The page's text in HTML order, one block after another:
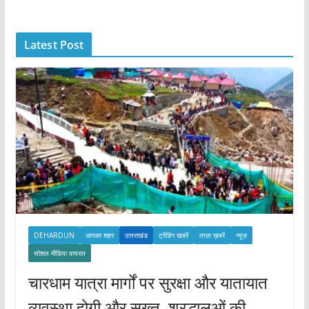
e
s
Latest Post
DEHARDUN आपका शहर उत्तराखंड ट्रेंडिंग खबरें ताज़ा ख़बरें
न्यूज़
सोशल मीडिया वायरल
चारधाम यात्रा मार्गों पर सुरक्षा और यातायात